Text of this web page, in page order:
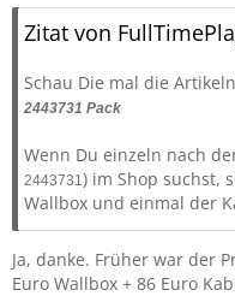
Zitat von
Schau Die mal die
2443731 Pack
Wenn Du einzeln nach
2443731) im Shop suchst,
Wallbox und einmal der
Ja, danke. Früher war der
Euro Wallbox + 86 Euro